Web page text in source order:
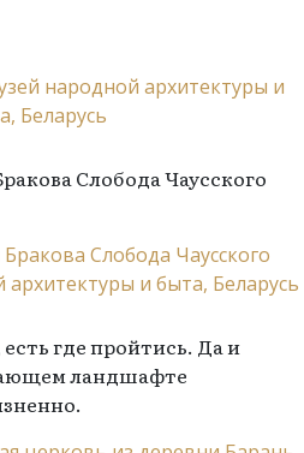
Слобода Чаусского
где пройтись. Да и
ландшафте